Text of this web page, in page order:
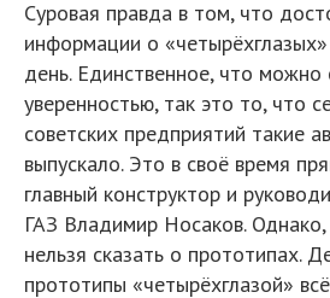
Суровая правда в том, что
информации о
день. Единственное, что можно
уверенностью, так это то, что
советских предприятий такие
выпускало. Это в своё время
главный конструктор и
ГАЗ Владимир Носаков.
нельзя сказать о прототипах.
прототипы «четырёхглазой»